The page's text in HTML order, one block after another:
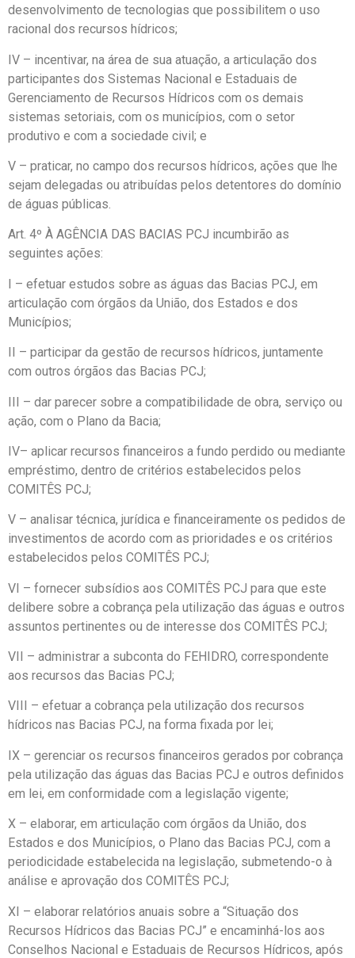
desenvolvimento de tecnologias que possibilitem o uso
racional dos recursos hídricos;
IV – incentivar, na área de sua atuação, a articulação dos
participantes dos Sistemas Nacional e Estaduais de
Gerenciamento de Recursos Hídricos com os demais
sistemas setoriais, com os municípios, com o setor
produtivo e com a sociedade civil; e
V – praticar, no campo dos recursos hídricos, ações que lhe
sejam delegadas ou atribuídas pelos detentores do domínio
de águas públicas.
Art. 4º À AGÊNCIA DAS BACIAS PCJ incumbirão as
seguintes ações:
I – efetuar estudos sobre as águas das Bacias PCJ, em
articulação com órgãos da União, dos Estados e dos
Municípios;
II – participar da gestão de recursos hídricos, juntamente
com outros órgãos das Bacias PCJ;
III – dar parecer sobre a compatibilidade de obra, serviço ou
ação, com o Plano da Bacia;
IV– aplicar recursos financeiros a fundo perdido ou mediante
empréstimo, dentro de critérios estabelecidos pelos
COMITÊS PCJ;
V – analisar técnica, jurídica e financeiramente os pedidos de
investimentos de acordo com as prioridades e os critérios
estabelecidos pelos COMITÊS PCJ;
VI – fornecer subsídios aos COMITÊS PCJ para que este
delibere sobre a cobrança pela utilização das águas e outros
assuntos pertinentes ou de interesse dos COMITÊS PCJ;
VII – administrar a subconta do FEHIDRO, correspondente
aos recursos das Bacias PCJ;
VIII – efetuar a cobrança pela utilização dos recursos
hídricos nas Bacias PCJ, na forma fixada por lei;
IX – gerenciar os recursos financeiros gerados por cobrança
pela utilização das águas das Bacias PCJ e outros definidos
em lei, em conformidade com a legislação vigente;
X – elaborar, em articulação com órgãos da União, dos
Estados e dos Municípios, o Plano das Bacias PCJ, com a
periodicidade estabelecida na legislação, submetendo-o à
análise e aprovação dos COMITÊS PCJ;
XI – elaborar relatórios anuais sobre a “Situação dos
Recursos Hídricos das Bacias PCJ” e encaminhá-los aos
Conselhos Nacional e Estaduais de Recursos Hídricos, após